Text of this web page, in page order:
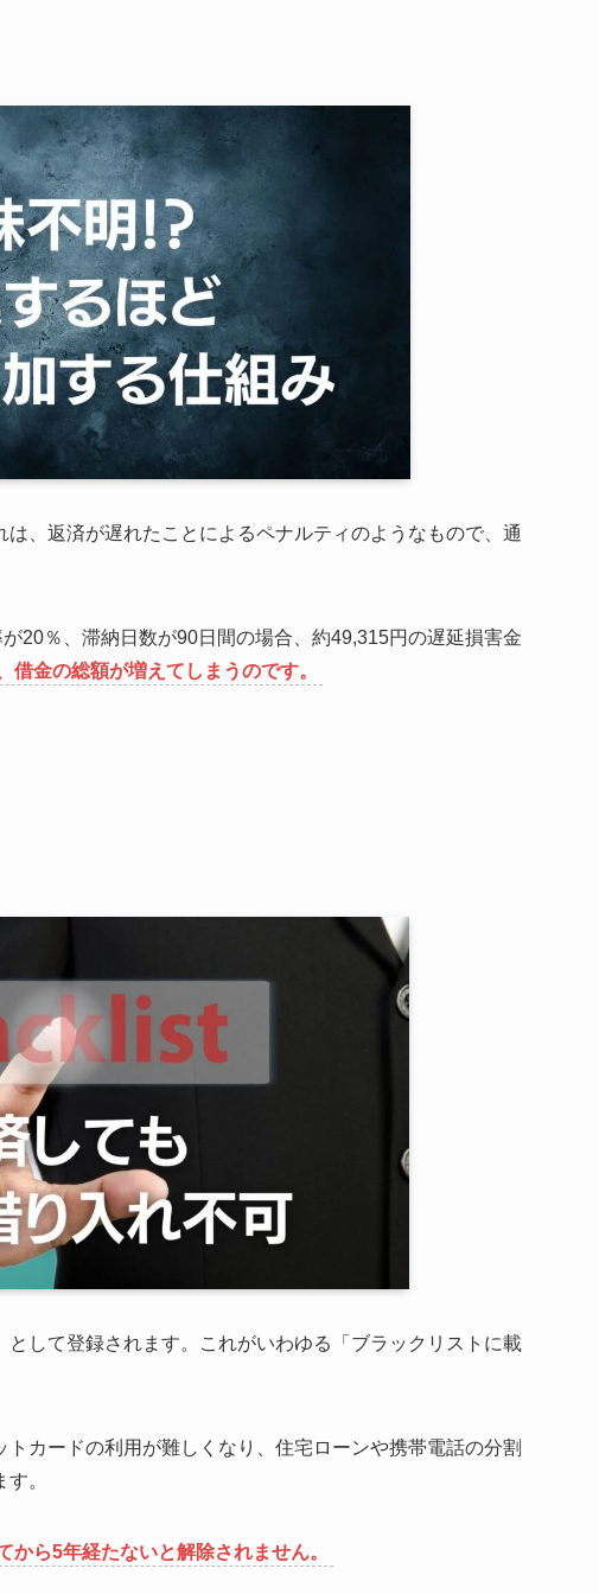
、返済が遅れたことによるペナルティのようなもので、通
20％、滞納日数が90日間の場合、約49,315円の遅延損害金
借金の総額が増えてしまうのです。
して登録されます。これがいわゆる「ブラックリストに載
カードの利用が難しくなり、住宅ローンや携帯電話の分割
。
ら5年経たないと解除されません。